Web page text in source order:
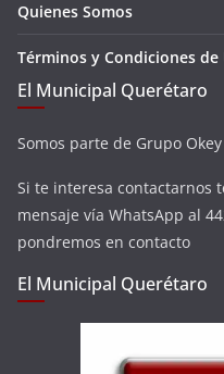
Quienes Somos
Términos y Condiciones de
El Municipal Querétaro
Somos parte de Grupo
Si te interesa contactarnos
mensaje vía WhatsApp al
pondremos en contacto
El Municipal Querétaro